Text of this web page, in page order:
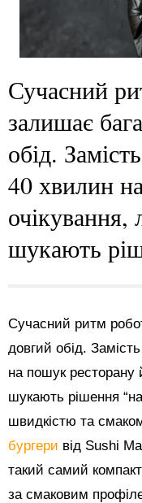
Сучасний
залишає
обід.
40 хвилин
очікування,
шукають
Сучасний ритм
довгий обід.
на пошук ресторану
шукають рішення
швидкістю та
бургери від Sushi
такий самий
за смаковим